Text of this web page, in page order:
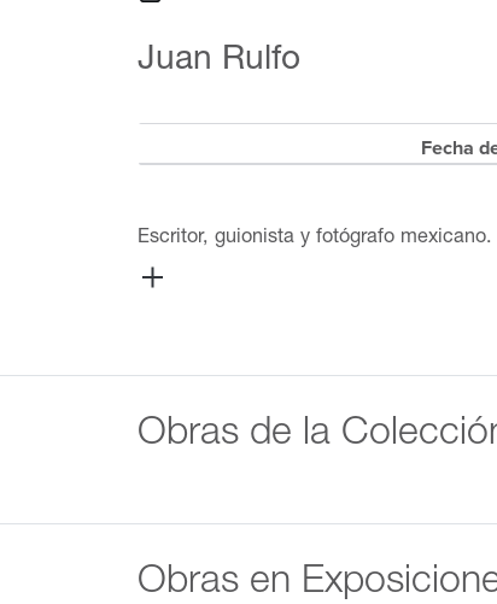
Juan Rulfo
Fecha
Escritor, guionista y fotógrafo
de realidad y fantasía, cuya acción se
en la revista América. En 1936 trabajó
partir de 1946 se dedicó también a la
1946 a 1952 como agente viajero. De
llamas. En 1951, la revista América
mejores novelas de las literaturas de
Obras de la
Obras en